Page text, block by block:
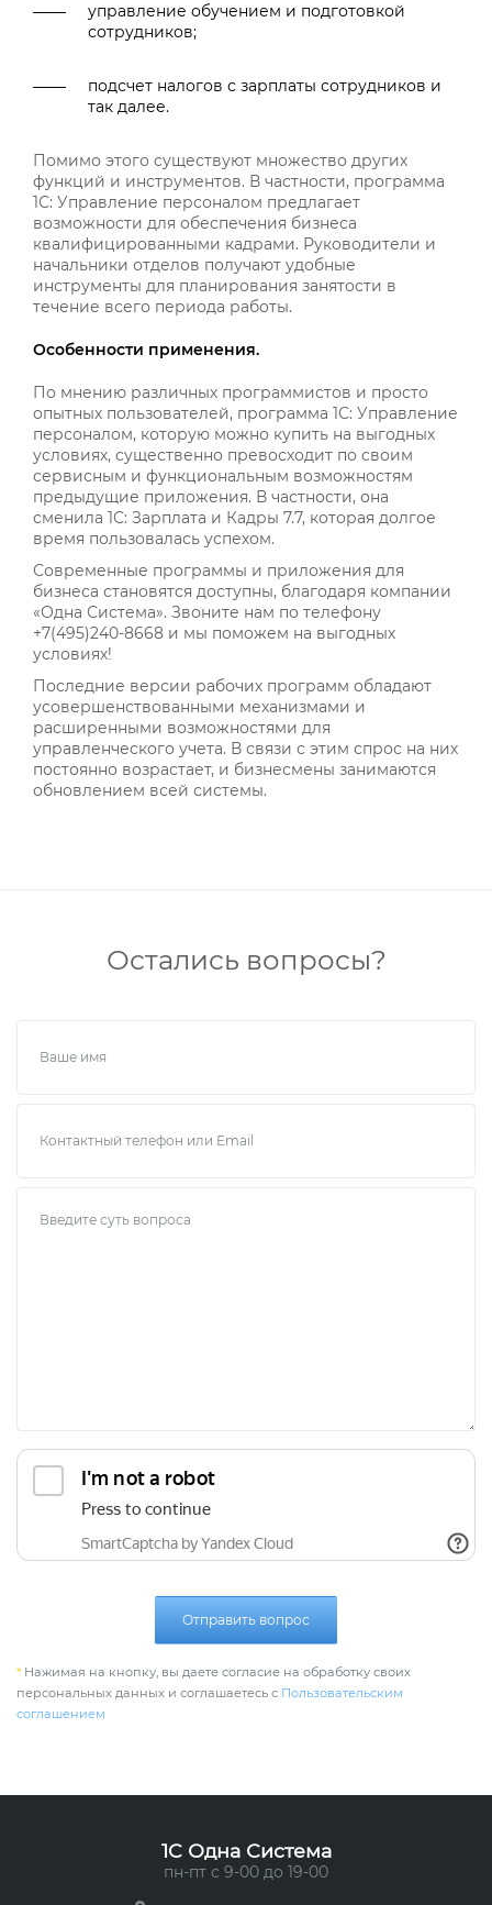
управление обучением и подготовкой
сотрудников;
подсчет налогов с зарплаты сотрудников и
так далее.
Помимо этого существуют множество других
функций и инструментов. В частности, программа
1С: Управление персоналом предлагает
возможности для обеспечения бизнеса
квалифицированными кадрами. Руководители и
начальники отделов получают удобные
инструменты для планирования занятости в
течение всего периода работы.
Особенности применения.
По мнению различных программистов и просто
опытных пользователей, программа 1С: Управление
персоналом, которую можно купить на выгодных
условиях, существенно превосходит по своим
сервисным и функциональным возможностям
предыдущие приложения. В частности, она
сменила 1С: Зарплата и Кадры 7.7, которая долгое
время пользовалась успехом.
Современные программы и приложения для
бизнеса становятся доступны, благодаря компании
«Одна Система». Звоните нам по телефону
+7(495)240-8668 и мы поможем на выгодных
условиях!
Последние версии рабочих программ обладают
усовершенствованными механизмами и
расширенными возможностями для
управленческого учета. В связи с этим спрос на них
постоянно возрастает, и бизнесмены занимаются
обновлением всей системы.
Остались вопросы?
Отправить вопрос
* Нажимая на кнопку, вы даете согласие на обработку своих
персональных данных и соглашаетесь с Пользовательским
соглашением
1C Одна Система
пн-пт с 9-00 до 19-00